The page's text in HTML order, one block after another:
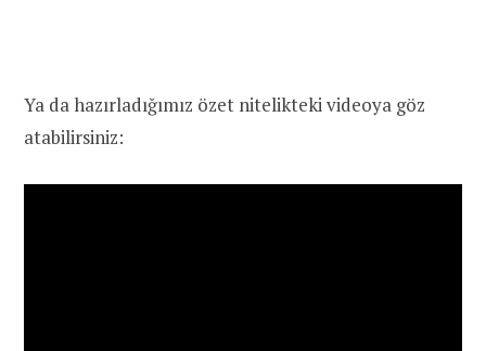
Ya da hazırladığımız özet nitelikteki videoya göz
atabilirsiniz: